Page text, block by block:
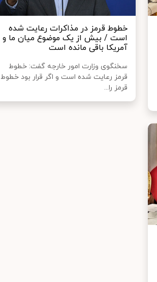
خطوط قرمز در مذاکرات رعایت شده
است / بیش از یک موضوع میان ما و
آمریکا باقی مانده است
سخنگوی وزارت امور خارجه گفت: خطوط
قرمز رعایت شده است و اگر قرار بود خطوط
قرمز را...